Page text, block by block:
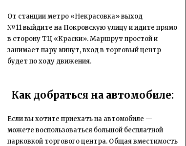
От станции метро «Некрасовка» выход
№11 выйдите на Покровскую улицу и идите прямо
в сторону ТЦ «Краски». Маршрут простой и
занимает пару минут, вход в торговый центр
будет по ходу движения.
Как добраться на автомобиле:
Если вы хотите приехать на автомобиле —
можете воспользоваться большой бесплатной
парковкой торгового центра. Общая вместимость